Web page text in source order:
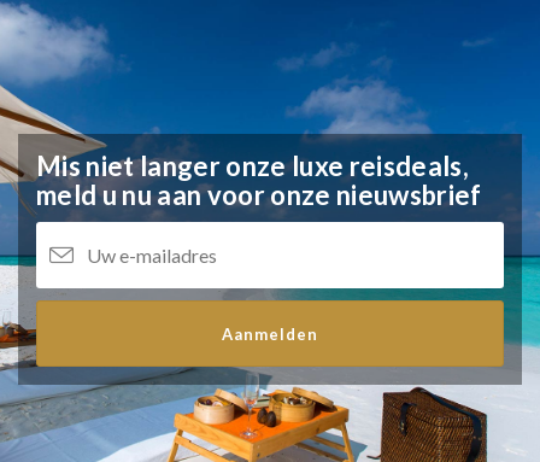
Mis niet langer onze luxe reisdeals,
meld u nu aan voor onze nieuwsbrief
Aanmelden